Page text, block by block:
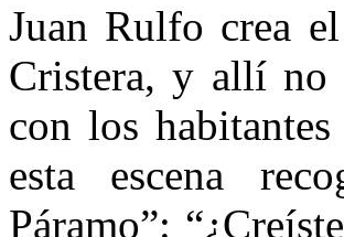
Juan Rulfo crea
Cristera, y allí no
con los
esta escena
Páramo”: